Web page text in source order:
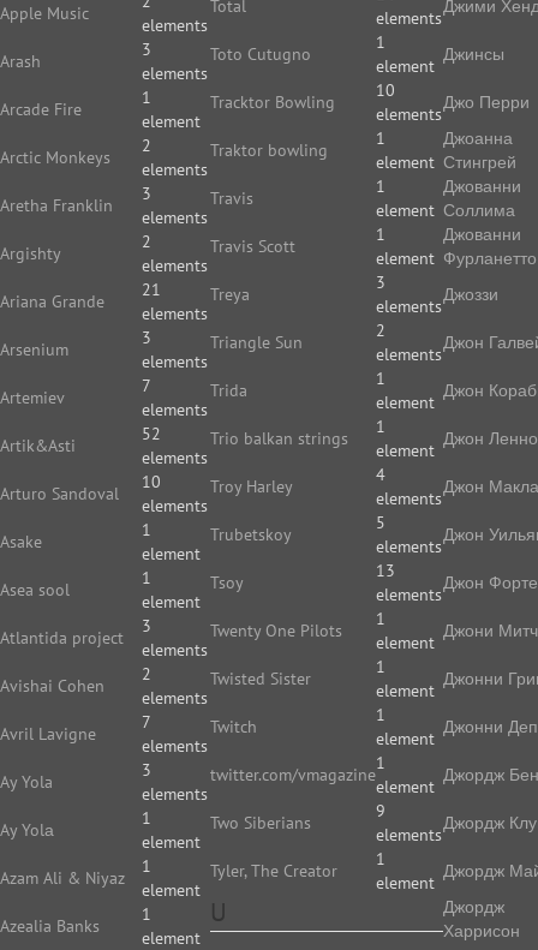
Apple Music
elements
Arash
3
elements
Arcade Fire
1
element
Arctic Monkeys
2
elements
Aretha Franklin
3
elements
Argishty
2
elements
Ariana Grande
21
elements
Arsenium
3
elements
Artemiev
7
elements
Artik&Asti
52
elements
Arturo Sandoval
10
elements
Asake
1
element
Asea sool
1
element
Atlantida project
3
elements
Avishai Cohen
2
elements
Avril Lavigne
7
elements
Ay Yola
3
elements
Ay Yolа
1
element
Azam Ali & Niyaz
1
element
Azealia Banks
1
element
Total
elements
Toto Cutugno
1
element
Tracktor Bowling
10
elements
Traktor bowling
1
element
Travis
1
element
Travis Scott
1
element
Treya
3
elements
Triangle Sun
2
elements
Trida
1
element
Trio balkan strings
1
element
Troy Harley
4
elements
Trubetskoy
5
elements
Tsoy
13
elements
Twenty One Pilots
1
element
Twisted Sister
1
element
Twitch
1
element
twitter.com/vmagazine
1
element
Two Siberians
9
elements
Tyler, The Creator
1
element
U
Джими
Джинсы
Джо Перри
Джоанна
Стингрей
Джованни
Соллима
Джованни
Фурланетто
Джоззи
Джон
Джон
Джон
Джон
Джон
Джон Форте
Джони
Джонни
Джонни
Джордж
Джордж
Джордж
Джордж
Харрисон